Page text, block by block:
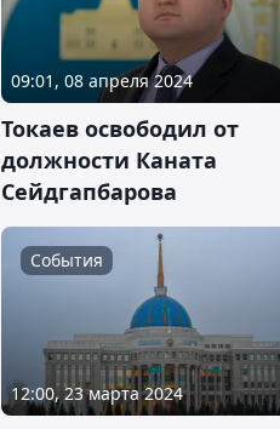
09:01, 08 апреля 2024
Токаев освободил от
должности Каната
Сейдгапбарова
События
12:00, 23 марта 2024